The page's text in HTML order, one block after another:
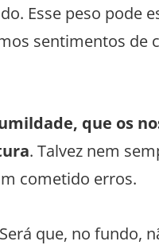
Esse peso pode
sentimentos de
que os
. Talvez nem
cometido erros.
que, no fundo,